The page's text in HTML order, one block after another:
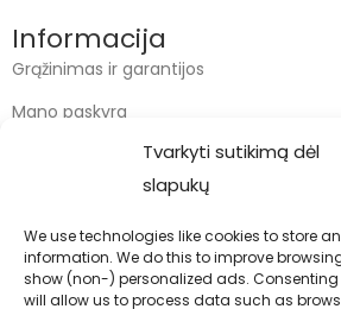
Tvarkyti sutikimą dėl
slapukų
We use technologies like cookies to store
information. We do this to improve
show (non-) personalized ads.
will allow us to process data such as
Informacija
Grąžinimas ir garantijos
Mano paskyra
Kontaktai